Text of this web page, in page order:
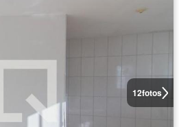
12fotos